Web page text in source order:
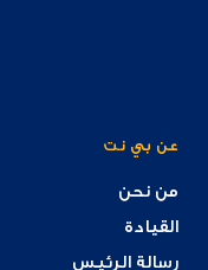
عن بي نت
من نحن
القيادة
رسالة الرئيس